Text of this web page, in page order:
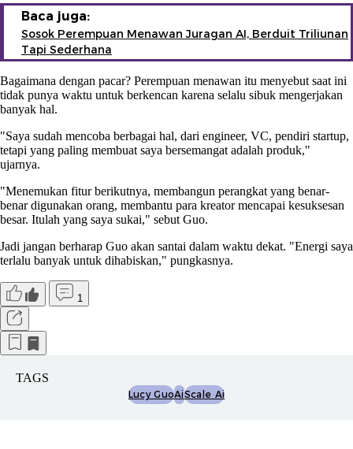
Baca juga:
Sosok Perempuan Menawan Juragan AI, Berduit Triliunan
Tapi Sederhana
Bagaimana dengan pacar? Perempuan menawan itu menyebut saat ini
tidak punya waktu untuk berkencan karena selalu sibuk mengerjakan
banyak hal.
"Saya sudah mencoba berbagai hal, dari engineer, VC, pendiri startup,
tetapi yang paling membuat saya bersemangat adalah produk,"
ujarnya.
"Menemukan fitur berikutnya, membangun perangkat yang benar-
benar digunakan orang, membantu para kreator mencapai kesuksesan
besar. Itulah yang saya sukai," sebut Guo.
Jadi jangan berharap Guo akan santai dalam waktu dekat. "Energi saya
terlalu banyak untuk dihabiskan," pungkasnya.
1
TAGS
Lucy GuoAiScale Ai